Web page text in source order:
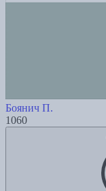
Боянич П.
1060